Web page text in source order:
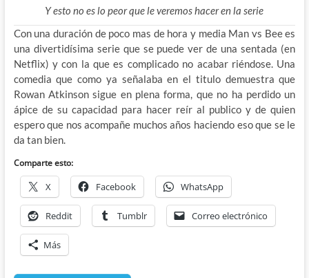
Y esto no es lo peor que le veremos hacer en la serie
Con una duración de poco mas de hora y media Man vs Bee es
una divertidísima serie que se puede ver de una sentada (en
Netflix) y con la que es complicado no acabar riéndose. Una
comedia que como ya señalaba en el titulo demuestra que
Rowan Atkinson sigue en plena forma, que no ha perdido un
ápice de su capacidad para hacer reír al publico y de quien
espero que nos acompañe muchos años haciendo eso que se le
da tan bien.
Comparte esto:
X Facebook WhatsApp
Reddit Tumblr Correo electrónico
Más